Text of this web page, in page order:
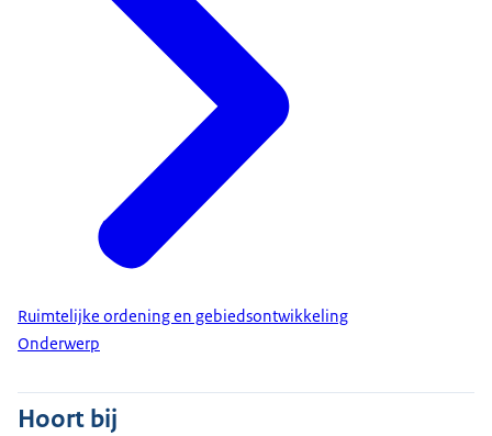
Ruimtelijke ordening en gebiedsontwikkeling
Onderwerp
Hoort bij